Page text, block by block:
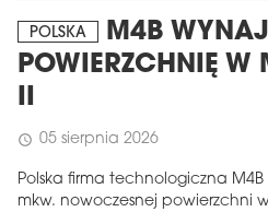
POLSKA
M4B
POWIERZCHNIĘ W
II
schedule 05 sierpnia 2026
Polska firma technologiczna M4B
mkw. nowoczesnej powierzchni